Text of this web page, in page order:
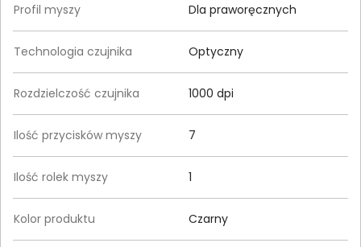
Profil myszy Dla praworęcznych
Technologia czujnika Optyczny
Rozdzielczość czujnika 1000 dpi
Ilość przycisków myszy 7
Ilość rolek myszy 1
Kolor produktu Czarny